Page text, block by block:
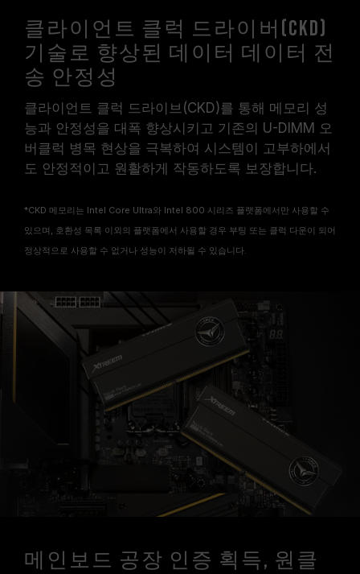
지원되지 않을 경우, 메모리가 표기된 오버클럭
주파수에 도달하지 못할 수 있습니다.
TEAMGROUP의 모든 메모리 모듈은 표준 전압
범위 내에서 테스트됩니다. 프로세서나 메인보드
의 문제로 인한 고장은 해당 제조사에 문의하여
A/S를 받으시길 바랍니다.
CKD 메모리는 Intel Core Ultra 및 Intel 800 시
리즈 플랫폼에서만 사용 가능하며, 호환 목록에
주파수가 낮아질 수 있습니다.
클라이언트 클럭 드라이버(CKD)
기술로 향상된 데이터 데이터 전
송 안정성
클라이언트 클럭 드라이브(CKD)를 통해 메모리 성
능과 안정성을 대폭 향상시키고 기존의 U-DIMM 오
버클럭 병목 현상을 극복하여 시스템이 고부하에서
도 안정적이고 원활하게 작동하도록 보장합니다.
*CKD 메모리는 Intel Core Ultra와 Intel 800 시리즈 플랫폼에서만 사용할 수
있으며, 호환성 목록 이외의 플랫폼에서 사용할 경우 부팅 또는 클럭 다운이 되어
정상적으로 사용할 수 없거나 성능이 저하될 수 있습니다.
메인보드 공장 인증 획득, 원클